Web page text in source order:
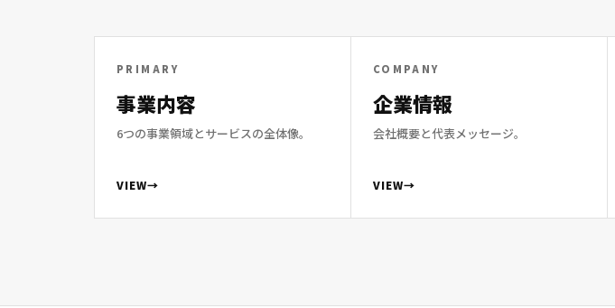
PRIMARY
事業内容
6つの事業領域とサービスの全体像。
VIEW
COMPANY
企業情報
会社概要と代表メッセージ。
VIEW